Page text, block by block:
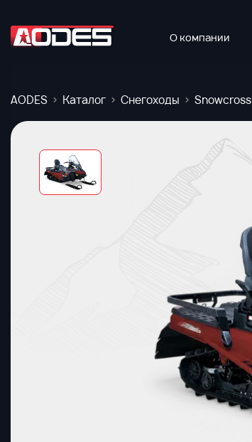
О компании
AODES Каталог Снегоходы Snowcross